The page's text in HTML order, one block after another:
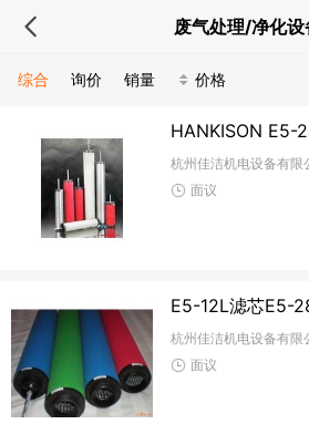
废气处理/净化设
综合 询价 销量 价格
HANKISON E5-
杭州佳洁机电设备有限
面议
E5-12L滤芯E5-
杭州佳洁机电设备有限
面议